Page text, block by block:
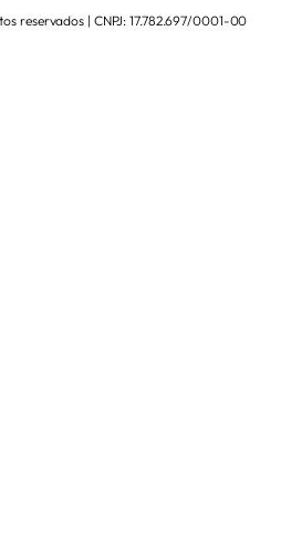
reservados | CNPJ: 17.782.697/0001-00